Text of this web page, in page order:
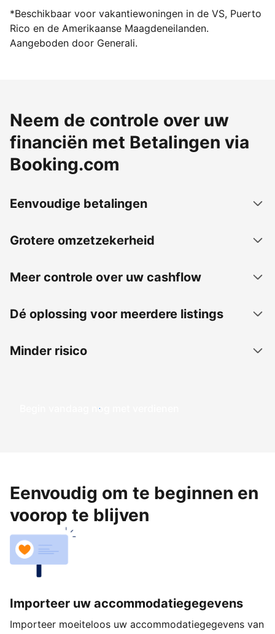
*Beschikbaar voor vakantiewoningen in de VS, Puerto
Rico en de Amerikaanse Maagdeneilanden.
Aangeboden door Generali.
Neem de controle over uw
financiën met Betalingen via
Booking.com
Eenvoudige betalingen
Grotere omzetzekerheid
Meer controle over uw cashflow
Dé oplossing voor meerdere listings
Minder risico
Begin vandaag nog met verdienen
Eenvoudig om te beginnen en
voorop te blijven
Importeer uw accommodatiegegevens
Importeer moeiteloos uw accommodatiegegevens van